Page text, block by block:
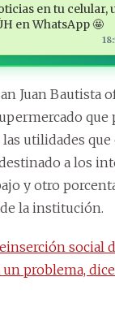
en tu celular,
en WhatsApp 🤩
Juan Bautista
que
utilidades que
a los
y otro
la institución.
social
un problema,